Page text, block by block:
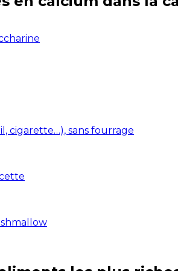
cigarette…), sans fourrage